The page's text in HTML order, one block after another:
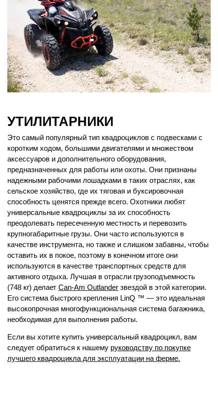
УТИЛИТАРНИКИ
Это самый популярный тип квадроциклов с подвесками с
коротким ходом, большими двигателями и множеством
аксессуаров и дополнительного оборудования,
предназначенных для работы или охоты. Они признаны
надежными рабочими лошадками в таких отраслях, как
сельское хозяйство, где их тяговая и буксировочная
способность ценятся прежде всего. Охотники любят
универсальные квадроциклы за их способность
преодолевать пересеченную местность и перевозить
крупногабаритные грузы. Они часто используются в
качестве инструмента, но также и слишком забавны, чтобы
оставить их в покое, поэтому в конечном итоге они
используются в качестве транспортных средств для
активного отдыха. Лучшая в отрасли грузоподъемность
(748 кг) делаетCan-Am Outlander звездой в этой категории.
Его система быстрого крепления LinQ ™ — это идеальная
высокопрочная многофункциональная система багажника,
необходимая для выполнения работы.
Если вы хотите купить универсальный квадроцикл, вам
следует обратиться к нашему руководству по покупке
лучшего квадроцикла для эксплуатации на ферме.